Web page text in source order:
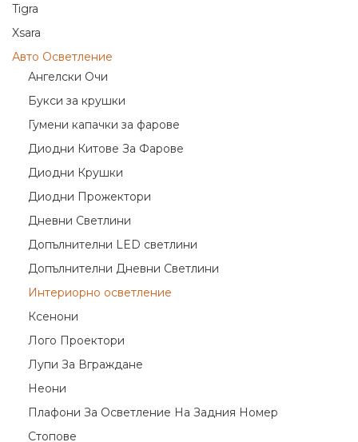
Tigra
Xsara
Авто Осветление
Ангелски Очи
Букси за крушки
Гумени капачки за фарове
Диодни Китове За Фарове
Диодни Крушки
Диодни Прожектори
Дневни Светлини
Допълнителни LED светлини
Допълнителни Дневни Светлини
Интериорно осветление
Ксенони
Лого Проектори
Лупи За Вграждане
Неони
Плафони За Осветление На Задния Номер
Стопове